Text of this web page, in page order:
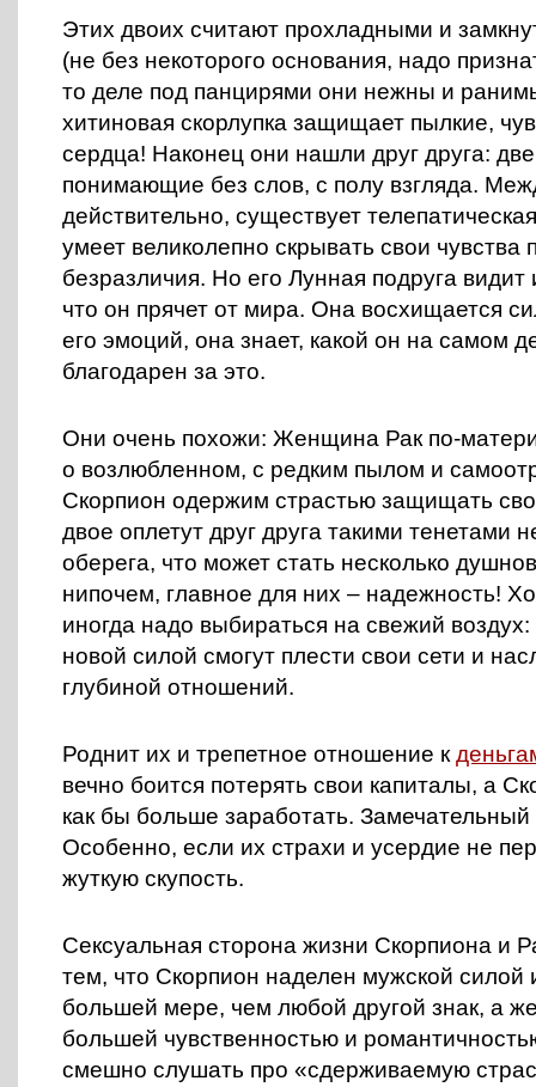
Этих двоих считают прохладными и
(не без некоторого основания, надо
то деле под панцирями они нежны и
хитиновая скорлупка защищает пылкие,
сердца! Наконец они нашли друг друга:
понимающие без слов, с полу взгляда.
действительно, существует
умеет великолепно скрывать свои чувства
безразличия. Но его Лунная подруга видит
что он прячет от мира. Она восхищается
его эмоций, она знает, какой он на самом
благодарен за это.
Они очень похожи: Женщина Рак по-
о возлюбленном, с редким пылом и
Скорпион одержим страстью защищать
двое оплетут друг друга такими тенетами
оберега, что может стать несколько
нипочем, главное для них – надежность!
иногда надо выбираться на свежий воздух:
новой силой смогут плести свои сети и
глубиной отношений.
Роднит их и трепетное отношение к
вечно боится потерять свои капиталы, а
как бы больше заработать.
Особенно, если их страхи и усердие не
жуткую скупость.
Сексуальная сторона жизни Скорпиона и
тем, что Скорпион наделен мужской силой
большей мере, чем любой другой знак, а
большей чувственностью и
смешно слушать про «сдерживаемую